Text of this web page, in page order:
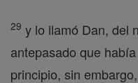
29 y lo llamó Dan, del
antepasado que
principio, sin